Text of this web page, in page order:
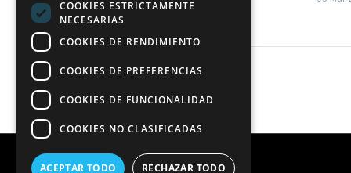
(25-19/25-21/19-25/25-21) en la
lucha por la tercera plaza ante el CV
COOKIES ESTRICTAMENTE
NECESARIAS
COOKIES DE RENDIMIENTO
COOKIES DE PREFERENCIAS
COOKIES DE FUNCIONALIDAD
COOKIES NO CLASIFICADAS
ACEPTAR TODO RECHAZAR TODO